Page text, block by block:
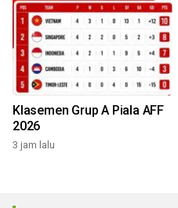
Klasemen Grup A Piala AFF
2026
3 jam lalu